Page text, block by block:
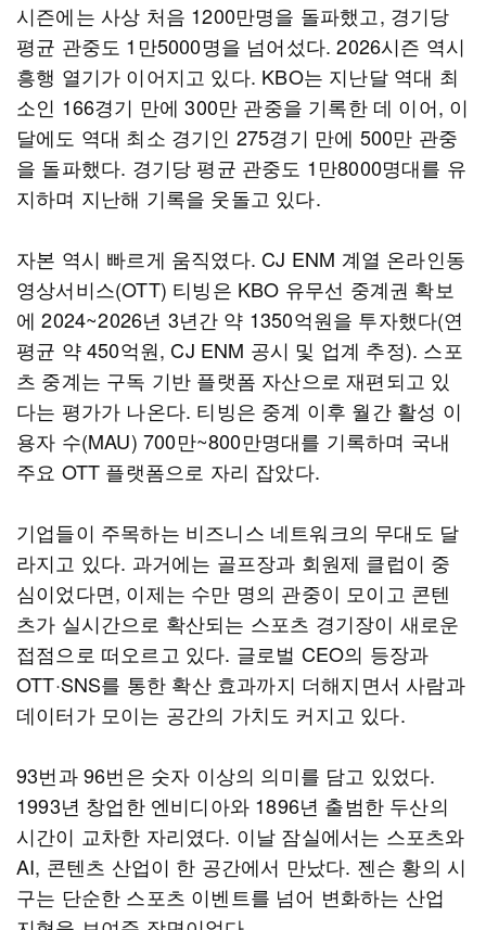
시즌에는 사상 처음 1200만명을 돌파했고, 경기당
평균 관중도 1만5000명을 넘어섰다. 2026시즌 역시
흥행 열기가 이어지고 있다. KBO는 지난달 역대 최
소인 166경기 만에 300만 관중을 기록한 데 이어, 이
달에도 역대 최소 경기인 275경기 만에 500만 관중
을 돌파했다. 경기당 평균 관중도 1만8000명대를 유
지하며 지난해 기록을 웃돌고 있다.
자본 역시 빠르게 움직였다. CJ ENM 계열 온라인동
영상서비스(OTT) 티빙은 KBO 유무선 중계권 확보
에 2024~2026년 3년간 약 1350억원을 투자했다(연
평균 약 450억원, CJ ENM 공시 및 업계 추정). 스포
츠 중계는 구독 기반 플랫폼 자산으로 재편되고 있
다는 평가가 나온다. 티빙은 중계 이후 월간 활성 이
용자 수(MAU) 700만~800만명대를 기록하며 국내
주요 OTT 플랫폼으로 자리 잡았다.
기업들이 주목하는 비즈니스 네트워크의 무대도 달
라지고 있다. 과거에는 골프장과 회원제 클럽이 중
심이었다면, 이제는 수만 명의 관중이 모이고 콘텐
츠가 실시간으로 확산되는 스포츠 경기장이 새로운
접점으로 떠오르고 있다. 글로벌 CEO의 등장과
OTT·SNS를 통한 확산 효과까지 더해지면서 사람과
데이터가 모이는 공간의 가치도 커지고 있다.
93번과 96번은 숫자 이상의 의미를 담고 있었다.
1993년 창업한 엔비디아와 1896년 출범한 두산의
시간이 교차한 자리였다. 이날 잠실에서는 스포츠와
AI, 콘텐츠 산업이 한 공간에서 만났다. 젠슨 황의 시
구는 단순한 스포츠 이벤트를 넘어 변화하는 산업